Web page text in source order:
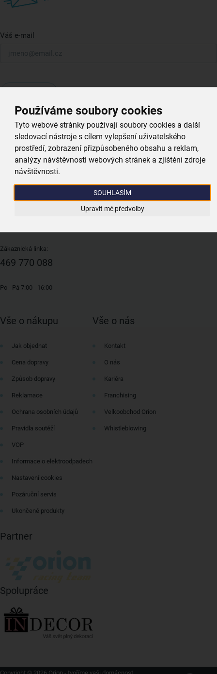
Používáme soubory cookies
Tyto webové stránky používají soubory cookies a další
sledovací nástroje s cílem vylepšení uživatelského
prostředí, zobrazení přizpůsobeného obsahu a reklam,
analýzy návštěvnosti webových stránek a zjištění zdroje
návštěvnosti.
SOUHLASÍM
Upravit mé předvolby
Váš e-mail
Moderní prodejny a
výdejní místapo
celé České republice
Zákaznická linka:
469 770 088
Po - Pá 7:00 - 16:00
Vše o nákupu
Jak objednat
Cena dopravy
Způsob dopravy
Reklamace
Ochrana osobních údajů
Pravidla soutěží
VOP
Informace o elektroodpadech
Nastavení cookies
Pozáruční servis
Ukončené produkty
Vše o nás
Kontakt
O nás
Kariéra
Franchising
Velkoobchod Orion
Whistleblowing
Partner
Spolupráce